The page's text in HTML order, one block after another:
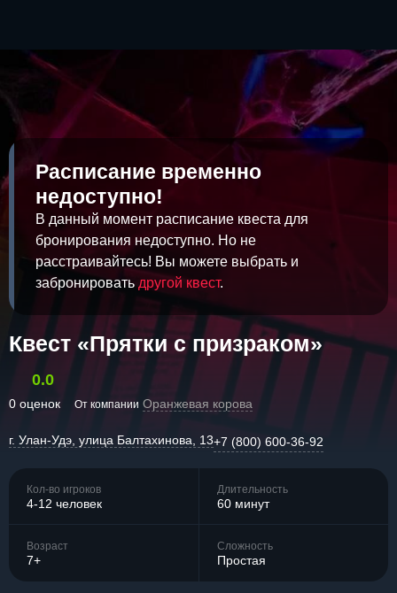
Расписание временно
недоступно!
В данный момент расписание квеста для
бронирования недоступно. Но не
расстраивайтесь! Вы можете выбрать и
забронировать другой квест.
Квест «Прятки с призраком»
0.0
0 оценок От компании Оранжевая корова
г. Улан-Удэ, улица Балтахинова, 13+7 (800) 600-36-92
Кол-во игроков
4-12 человек
Длительность
60 минут
Возраст
7+
Сложность
Простая